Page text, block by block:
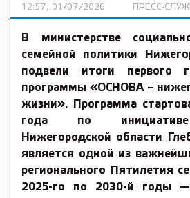
12:57, 01/07/2026 ПРЕСС-
В министерстве
семейной политики
подвели итоги первого
программы «ОСНОВА –
жизни». Программа
года по инициативе
Нижегородской области
является одной из
регионального Пятилетия
2025-го по 2030-й годы